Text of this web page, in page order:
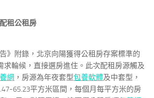
租公租房
附錄，北京向陽獲得公租房存案標準的
求輪候，直接選房進住。此次配租房源觸及
網 ，房源為年夜套型包養軟體及中套型，
65.23平方米區間，每個月每平方米的房